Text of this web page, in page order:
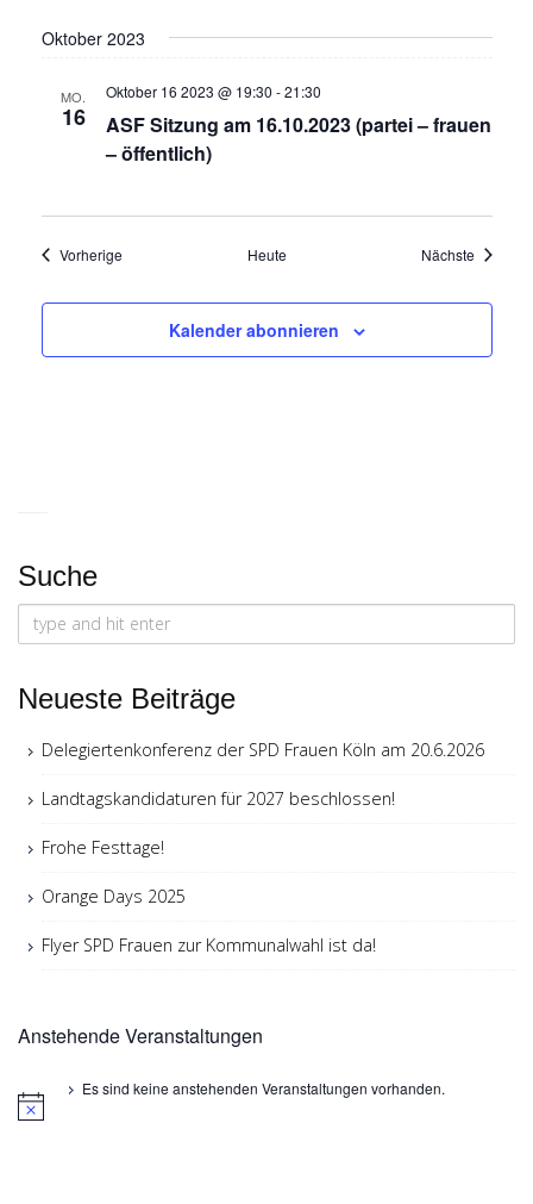
Oktober 2023
MO.
16
Oktober 16 2023 @ 19:30 -21:30
ASF Sitzung am 16.10.2023 (partei – frauen
– öffentlich)
VorherigeVeranstaltungen Heute Nächste
Kalender abonnieren
Suche
Search
for:
Neueste Beiträge
Delegiertenkonferenz der SPD Frauen Köln am 20.6.2026
Landtagskandidaturen für 2027 beschlossen!
Frohe Festtage!
Orange Days 2025
Flyer SPD Frauen zur Kommunalwahl ist da!
Anstehende Veranstaltungen
Es sind keine anstehenden Veranstaltungen vorhanden.